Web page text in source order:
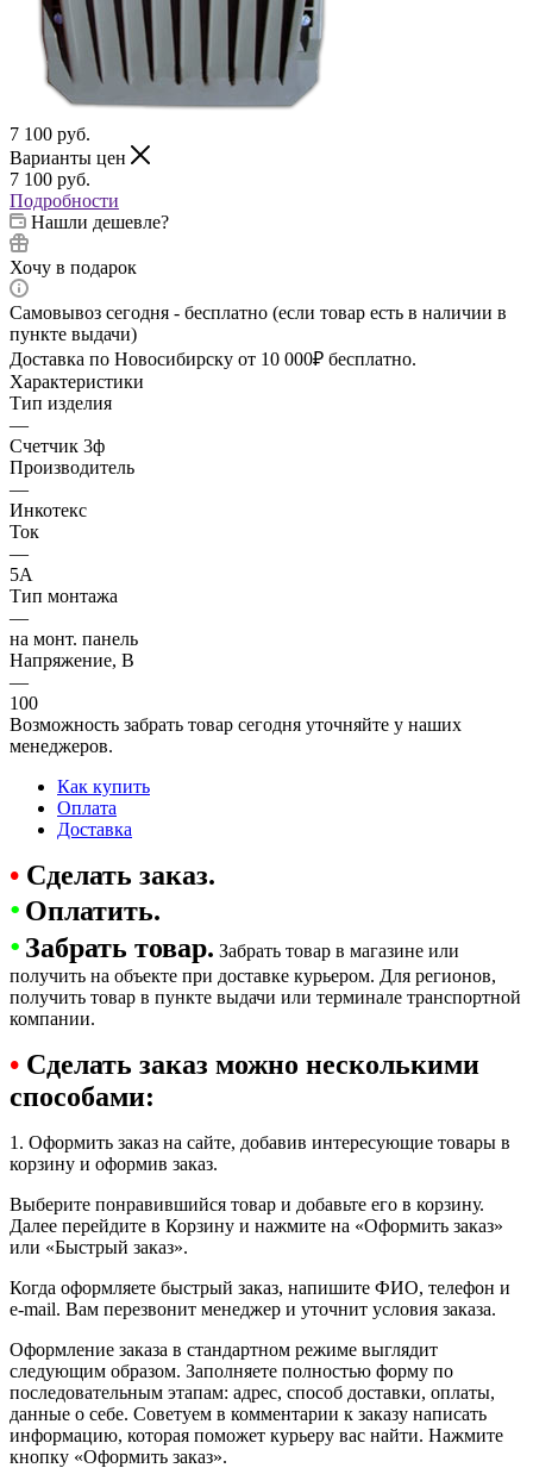
7 100 руб.
Варианты цен
7 100 руб.
Подробности
Нашли дешевле?
Хочу в подарок
Самовывоз сегодня - бесплатно (если товар есть в наличии в
пункте выдачи)
Доставка по Новосибирску от 10 000₽ бесплатно.
Характеристики
Тип изделия
—
Счетчик 3ф
Производитель
—
Инкотекс
Ток
—
5А
Тип монтажа
—
на монт. панель
Напряжение, В
—
100
Возможность забрать товар сегодня уточняйте у наших
менеджеров.
Как купить
Оплата
Доставка
• Сделать заказ.
• Оплатить.
• Забрать товар. Забрать товар в магазине или
получить на объекте при доставке курьером. Для регионов,
получить товар в пункте выдачи или терминале транспортной
компании.
• Сделать заказ можно несколькими
способами:
1. Оформить заказ на сайте, добавив интересующие товары в
корзину и оформив заказ.
Выберите понравившийся товар и добавьте его в корзину.
Далее перейдите в Корзину и нажмите на «Оформить заказ»
или «Быстрый заказ».
Когда оформляете быстрый заказ, напишите ФИО, телефон и
e-mail. Вам перезвонит менеджер и уточнит условия заказа.
Оформление заказа в стандартном режиме выглядит
следующим образом. Заполняете полностью форму по
последовательным этапам: адрес, способ доставки, оплаты,
данные о себе. Советуем в комментарии к заказу написать
информацию, которая поможет курьеру вас найти. Нажмите
кнопку «Оформить заказ».